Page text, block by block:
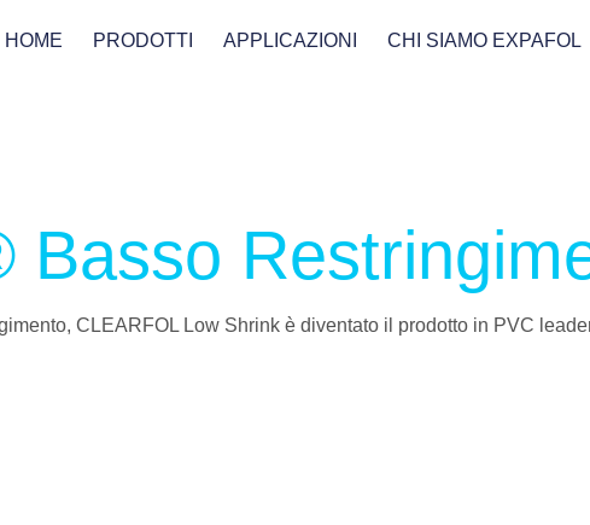
HOME PRODOTTI APPLICAZIONI CHI SIAMO EXPAFOL
Basso
CLEARFOL Low Shrink è diventato il prodotto in PVC